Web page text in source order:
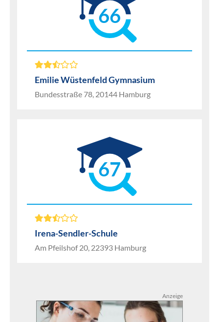
66
Emilie Wüstenfeld Gymnasium
Bundesstraße 78, 20144 Hamburg
67
Irena-Sendler-Schule
Am Pfeilshof 20, 22393 Hamburg
Anzeige